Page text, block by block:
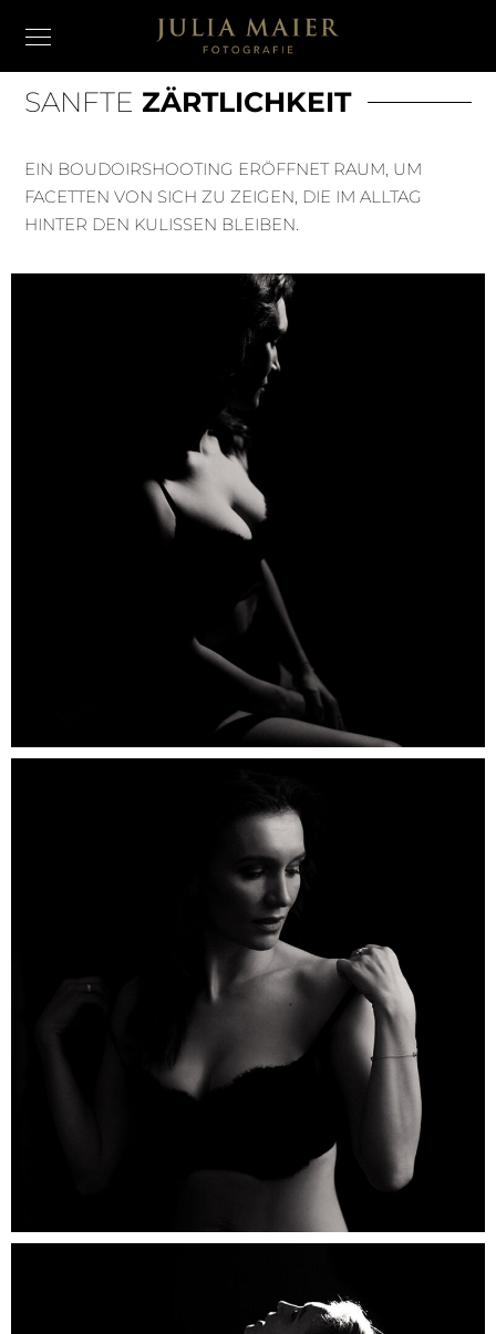
SANFTE ZÄRTLICHKEIT
EIN BOUDOIRSHOOTING ERÖFFNET RAUM, UM
FACETTEN VON SICH ZU ZEIGEN, DIE IM ALLTAG
HINTER DEN KULISSEN BLEIBEN.